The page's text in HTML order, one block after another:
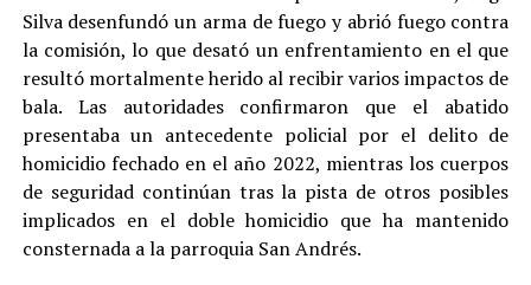
Silva desenfundó un arma de fuego y abrió fuego contra
la comisión, lo que desató un enfrentamiento en el que
resultó mortalmente herido al recibir varios impactos de
bala. Las autoridades confirmaron que el abatido
presentaba un antecedente policial por el delito de
homicidio fechado en el año 2022, mientras los cuerpos
de seguridad continúan tras la pista de otros posibles
implicados en el doble homicidio que ha mantenido
consternada a la parroquia San Andrés.